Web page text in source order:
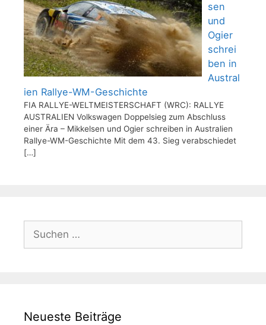
sen
und
Ogier
schrei
ben in
Austral
ien Rallye-WM-Geschichte
FIA RALLYE-WELTMEISTERSCHAFT (WRC): RALLYE
AUSTRALIEN Volkswagen Doppelsieg zum Abschluss
einer Ära – Mikkelsen und Ogier schreiben in Australien
Rallye-WM-Geschichte Mit dem 43. Sieg verabschiedet
[…]
Suchen
nach:
Neueste Beiträge